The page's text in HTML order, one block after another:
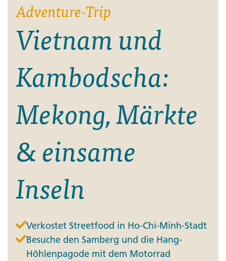
Adventure-Trip
Vietnam und
Kambodscha:
Mekong, Märkte
& einsame
Inseln
Verkostet Streetfood in Ho-Chi-Minh-Stadt
Besuche den Samberg und die Hang-
Höhlenpagode mit dem Motorrad